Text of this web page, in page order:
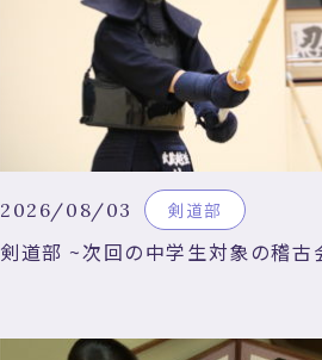
2026/08/03 剣道部
剣道部 ~次回の中学生対象の稽古